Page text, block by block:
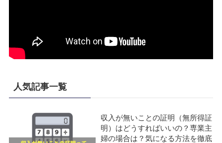
人気記事一覧
収入が無いことの証明（無所得証
明）はどうすればいいの？専業主
婦の場合は？気になる方法を徹底